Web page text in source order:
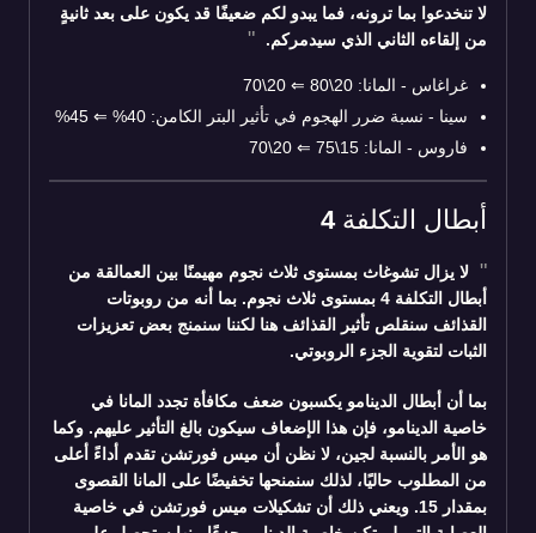
لا تنخدعوا بما ترونه، فما يبدو لكم ضعيفًا قد يكون على بعد ثانيةٍ
من إلقاءه الثاني الذي سيدمركم.
غراغاس - المانا: 20\80 ⇐
سينا - نسبة ضرر الهجوم في تأثير البتر الكامن: 40%
⇐
فاروس - المانا: 15\75
⇐
أبطال التكلفة 4
لا يزال تشوغاث بمستوى ثلاث نجوم مهيمنًا بين العمالقة من
أبطال التكلفة 4 بمستوى ثلاث نجوم. بما أنه من روبوتات
القذائف سنقلص تأثير القذائف هنا لكننا سنمنج بعض تعزيزات
الثبات لتقوية الجزء الروبوتي.
بما أن أبطال الدينامو يكسبون ضعف مكافأة تجدد المانا في
خاصية الدينامو، فإن هذا الإضعاف سيكون بالغ التأثير عليهم. وكما
هو الأمر بالنسبة لجين، لا نظن أن ميس فورتشن تقدم أداءً أعلى
من المطلوب حاليًا، لذلك سنمنحها تخفيضًا على المانا القصوى
بمقدار 15. ويعني ذلك أن تشكيلات ميس فورتشن في خاصية